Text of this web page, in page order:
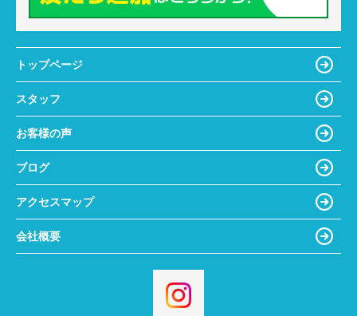
トップページ
スタッフ
お客様の声
ブログ
アクセスマップ
会社概要